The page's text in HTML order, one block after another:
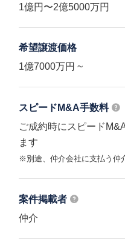
1億円〜2億5000万円
希望譲渡価格
1億7000万円 ~
スピードM&A手数料
ご成約時にスピード
ます
※別途、仲介会社に支払う仲
案件掲載者
仲介